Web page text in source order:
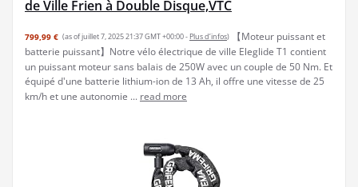
de Ville Frien à Double Disque,VTC
799,99 € (as of juillet 7, 2025 21:37 GMT +00:00 - Plus d’infos)
【Moteur puissant et
batterie puissant】Notre vélo électrique de ville Eleglide T1 contient
un puissant moteur sans balais de 250W avec un couple de 50 Nm. Et
équipé d'une batterie lithium-ion de 13 Ah, il offre une vitesse de 25
km/h et une autonomie ... read more